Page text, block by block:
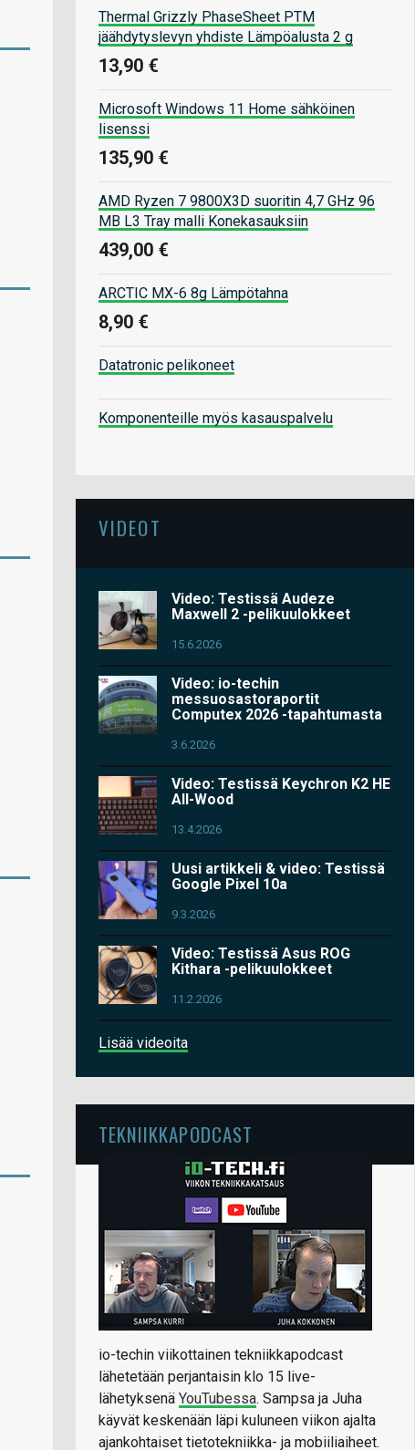
Thermal Grizzly PhaseSheet PTM
jäähdytyslevyn yhdiste Lämpöalusta 2 g
13,90 €
Microsoft Windows 11 Home sähköinen
lisenssi
135,90 €
AMD Ryzen 7 9800X3D suoritin 4,7 GHz 96
MB L3 Tray malli Konekasauksiin
439,00 €
ARCTIC MX-6 8g Lämpötahna
8,90 €
Datatronic pelikoneet
Komponenteille myös kasauspalvelu
VIDEOT
Video: Testissä Audeze
Maxwell 2 -pelikuulokkeet
15.6.2026
Video: io-techin
messuosastoraportit
Computex 2026 -tapahtumasta
3.6.2026
Video: Testissä Keychron K2 HE
All-Wood
13.4.2026
Uusi artikkeli & video: Testissä
Google Pixel 10a
9.3.2026
Video: Testissä Asus ROG
Kithara -pelikuulokkeet
11.2.2026
Lisää videoita
TEKNIIKKAPODCAST
io-techin viikottainen tekniikkapodcast
lähetetään perjantaisin klo 15 live-
lähetyksenä YouTubessa. Sampsa ja Juha
käyvät keskenään läpi kuluneen viikon ajalta
ajankohtaiset tietotekniikka- ja mobiiliaiheet.